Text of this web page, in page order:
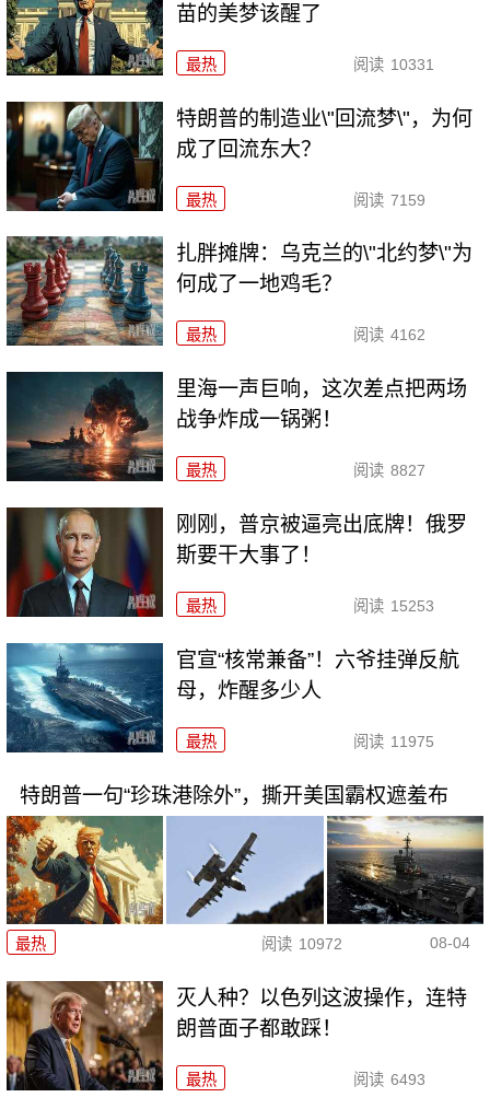
苗的美梦该醒了
最热 阅读 10331
特朗普的制造业\"回流梦\"，为何
成了回流东大？
最热 阅读 7159
扎胖摊牌：乌克兰的\"北约梦\"为
何成了一地鸡毛？
最热 阅读 4162
里海一声巨响，这次差点把两场
战争炸成一锅粥！
最热 阅读 8827
刚刚，普京被逼亮出底牌！俄罗
斯要干大事了！
最热 阅读 15253
官宣“核常兼备”！六爷挂弹反航
母，炸醒多少人
最热 阅读 11975
特朗普一句“珍珠港除外”，撕开美国霸权遮羞布
最热 阅读 10972 08-04
灭人种？以色列这波操作，连特
朗普面子都敢踩！
最热 阅读 6493